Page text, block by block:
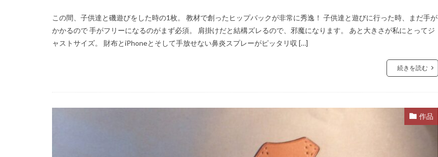
この間、子供達と磯遊びをした時の1枚。 教材で創ったヒップバックが非常に秀逸！ 子供達と遊びに行った時、まだ手が
かかるので 手がフリーになるのがまず必須。 肩掛けだと結構ズレるので、邪魔になります。 あと大きさが私にとってジ
ャストサイズ。 財布とiPhoneとそして手放せない鼻炎スプレーがピッタリ収 […]
続きを読む
作品